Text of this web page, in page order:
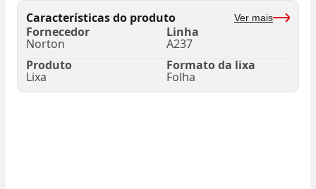
Características do produto Ver mais
Fornecedor
Norton
Linha
A237
Produto
Lixa
Formato da lixa
Folha